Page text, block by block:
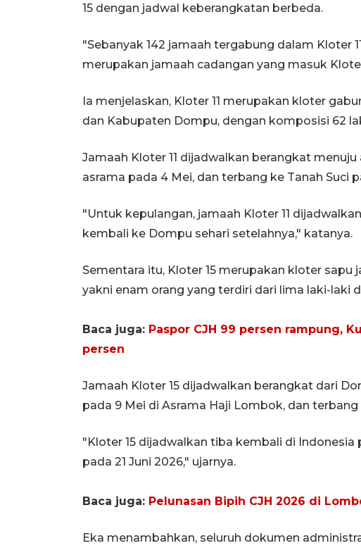
15 dengan jadwal keberangkatan berbeda.
"Sebanyak 142 jamaah tergabung dalam Kloter
merupakan jamaah cadangan yang masuk
Ia menjelaskan, Kloter 11 merupakan kloter
dan Kabupaten Dompu, dengan komposisi 62
Jamaah Kloter 11 dijadwalkan berangkat
asrama pada 4 Mei, dan terbang ke Tanah Suci
"Untuk kepulangan, jamaah Kloter 11
kembali ke Dompu sehari setelahnya," katanya.
Sementara itu, Kloter 15 merupakan kloter
yakni enam orang yang terdiri dari lima laki-laki
Baca juga: Paspor CJH 99 persen rampung,
persen
Jamaah Kloter 15 dijadwalkan berangkat dari
pada 9 Mei di Asrama Haji Lombok, dan
"Kloter 15 dijadwalkan tiba kembali di
pada 21 Juni 2026," ujarnya.
Baca juga: Pelunasan Bipih CJH 2026 di
Eka menambahkan, seluruh dokumen